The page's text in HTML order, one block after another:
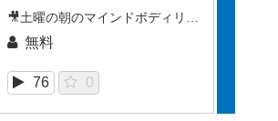
無料
76 0